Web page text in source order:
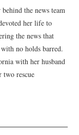
the news team
her life to
the news that
no holds barred.
with her husband
two rescue